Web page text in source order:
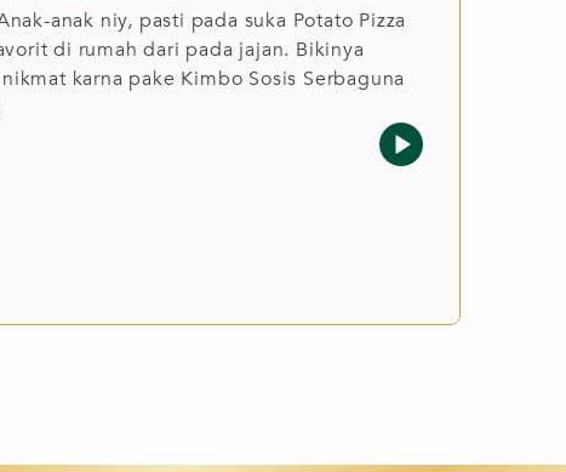
anak niy, pasti pada suka Potato Pizza
di rumah dari pada jajan. Bikinya
karna pake Kimbo Sosis Serbaguna